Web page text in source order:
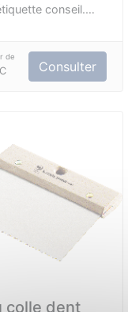
conseil.
Consulter
colle dent